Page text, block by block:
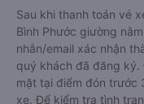
Sau khi thanh toán vé
Bình Phước giường
nhắn/email xác nhận
quý khách đã đăng
mặt tại điểm đón trước
xe. Để kiểm tra tình